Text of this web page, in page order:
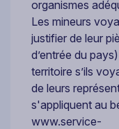
organismes
Les mineurs
justifier de leur
d’entrée du
territoire s’ils
de leurs
s'appliquent au
www.service-